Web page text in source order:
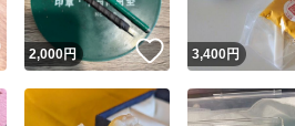
いいね！
2,000円 いいね！
3,400円